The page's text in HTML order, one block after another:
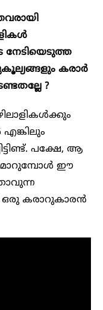
നേടിയെടുത്ത
കരാർ
?
എങ്കിലും
പക്ഷേ, ആ
മാറുമ്പോൾ ഈ
ഒരു കരാറുകാരൻ